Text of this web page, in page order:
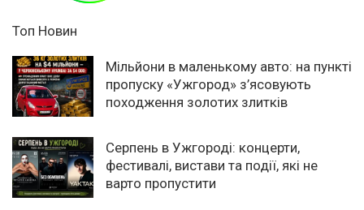
Топ Новин
Мільйони в маленькому авто: на пункті
пропуску «Ужгород» з’ясовують
походження золотих злитків
Серпень в Ужгороді: концерти,
фестивалі, вистави та події, які не
варто пропустити